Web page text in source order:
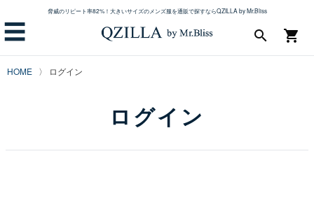
脅威のリピート率82%！大きいサイズのメンズ服を通販で探すならQZILLA by Mr.Bliss
☰ shopping_cart
search
HOME ログイン
ログイン